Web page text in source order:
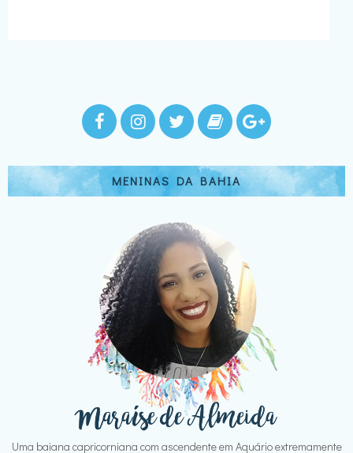
MENINAS DA BAHIA
Uma baiana capricorniana com ascendente em Aquário extremamente